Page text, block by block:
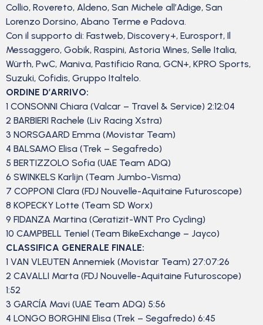
Collio, Rovereto, Aldeno, San Michele all’Adige, San
Lorenzo Dorsino, Abano Terme e Padova.
Con il supporto di: Fastweb, Discovery+, Eurosport, Il
Messaggero, Gobik, Raspini, Astoria Wines, Selle Italia,
Würth, PwC, Maniva, Pastificio Rana, GCN+, KPRO Sports,
Suzuki, Cofidis, Gruppo Italtelo.
ORDINE D’ARRIVO:
1 CONSONNI Chiara (Valcar – Travel & Service) 2:12:04
2 BARBIERI Rachele (Liv Racing Xstra)
3 NORSGAARD Emma (Movistar Team)
4 BALSAMO Elisa (Trek – Segafredo)
5 BERTIZZOLO Sofia (UAE Team ADQ)
6 SWINKELS Karlijn (Team Jumbo-Visma)
7 COPPONI Clara (FDJ Nouvelle-Aquitaine Futuroscope)
8 KOPECKY Lotte (Team SD Worx)
9 FIDANZA Martina (Ceratizit-WNT Pro Cycling)
10 CAMPBELL Teniel (Team BikeExchange – Jayco)
CLASSIFICA GENERALE FINALE:
1 VAN VLEUTEN Annemiek (Movistar Team) 27:07:26
2 CAVALLI Marta (FDJ Nouvelle-Aquitaine Futuroscope)
1:52
3 GARCÍA Mavi (UAE Team ADQ) 5:56
4 LONGO BORGHINI Elisa (Trek – Segafredo) 6:45